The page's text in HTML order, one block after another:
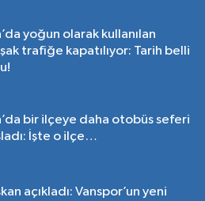
yoğun olarak kullanılan
trafiğe kapatılıyor: Tarih belli
bir ilçeye daha otobüs seferi
İşte o ilçe…
açıkladı: Vanspor’un yeni